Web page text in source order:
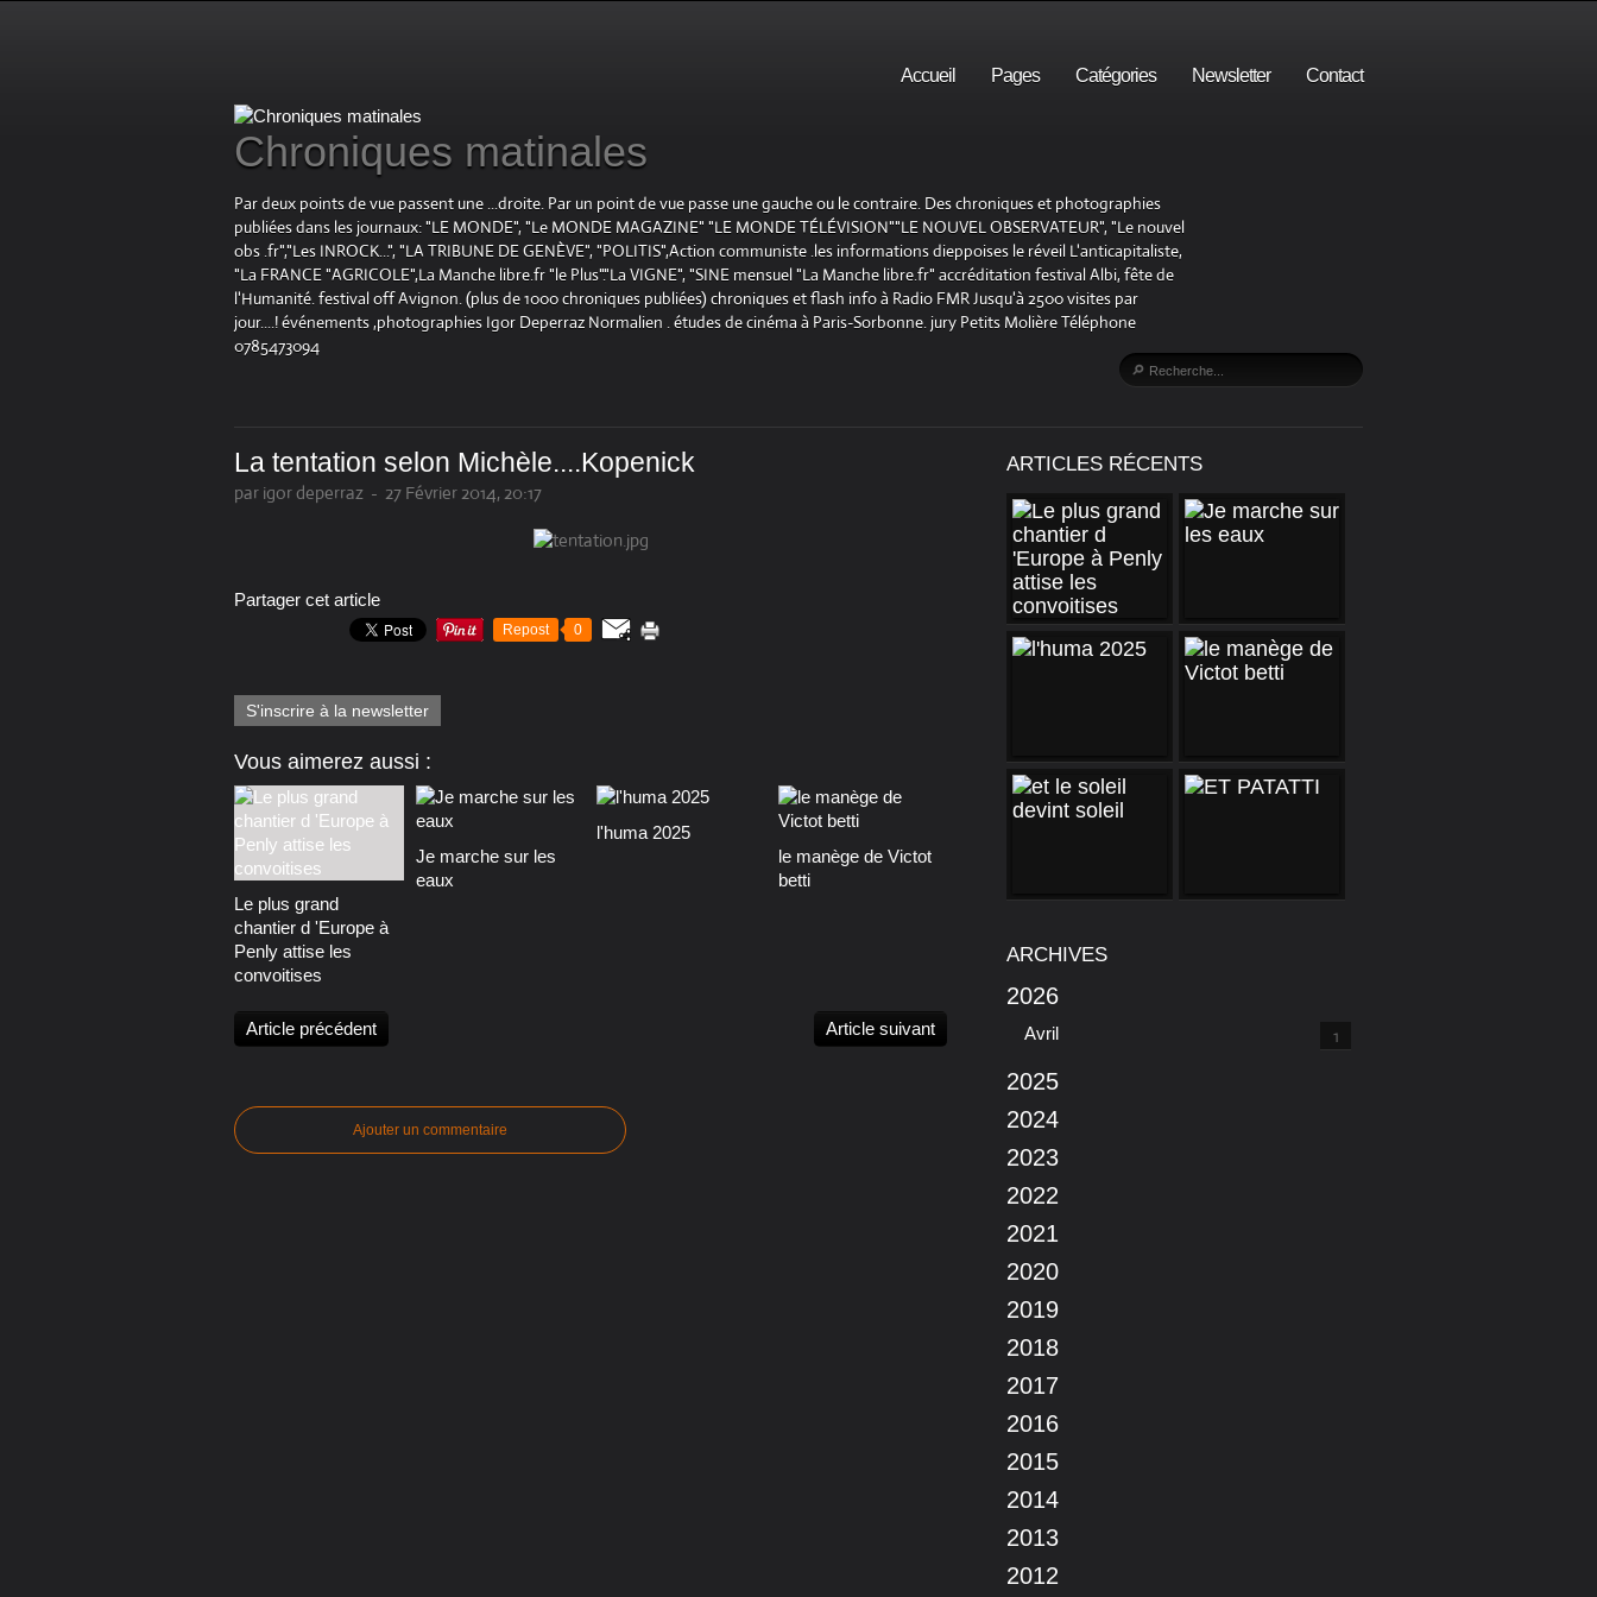
Accueil Pages Catégories Newsletter Contact
Chroniques matinales
Par deux points de vue passent une ...droite. Par un point de vue passe une gauche ou le contraire. Des chroniques et photographies
publiées dans les journaux: "LE MONDE", "Le MONDE MAGAZINE" "LE MONDE TÉLÉVISION""LE NOUVEL OBSERVATEUR", "Le nouvel
obs .fr","Les INROCK...", "LA TRIBUNE DE GENÈVE", "POLITIS",Action communiste .les informations dieppoises le réveil L'anticapitaliste,
"La FRANCE "AGRICOLE",La Manche libre.fr "le Plus"."La VIGNE", "SINE mensuel "La Manche libre.fr" accréditation festival Albi, fête de
l'Humanité. festival off Avignon. (plus de 1000 chroniques publiées) chroniques et flash info à Radio FMR Jusqu'à 2500 visites par
jour....! événements ,photographies Igor Deperraz Normalien . études de cinéma à Paris-Sorbonne. jury Petits Molière Téléphone
0785473094
La tentation selon Michèle....Kopenick
par igor deperraz - 27 Février 2014, 20:17
Partager cet article
Repost 0
S'inscrire à la newsletter
Vous aimerez aussi :
Le plus grand
chantier d 'Europe à
Penly attise les
convoitises
Je marche sur les
eaux
l'huma 2025
le manège de Victot
betti
Article précédent Article suivant
Ajouter un commentaire
ARTICLES RÉCENTS
ARCHIVES
2026
Avril 1
2025
2024
2023
2022
2021
2020
2019
2018
2017
2016
2015
2014
2013
2012